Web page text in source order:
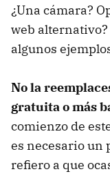
¿Una cámara?
web alternativo?
algunos
No la
gratuita o más
comienzo de
es necesario un
refiero a que